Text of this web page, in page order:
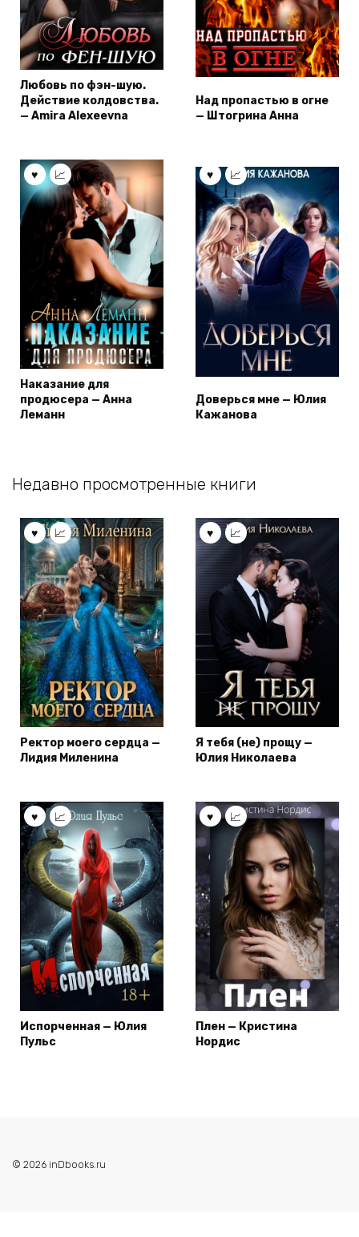
Любовь по фэн-шую.
Действие колдовства.
— Amira Alexeevna
Над пропастью в огне
— Штогрина Анна
Наказание для
продюсера — Анна
Леманн
Доверься мне — Юлия
Кажанова
Недавно просмотренные книги
Ректор моего сердца —
Лидия Миленина
Я тебя (не) прощу —
Юлия Николаева
Испорченная — Юлия
Пульс
Плен — Кристина
Нордис
© 2026 inDbooks.ru